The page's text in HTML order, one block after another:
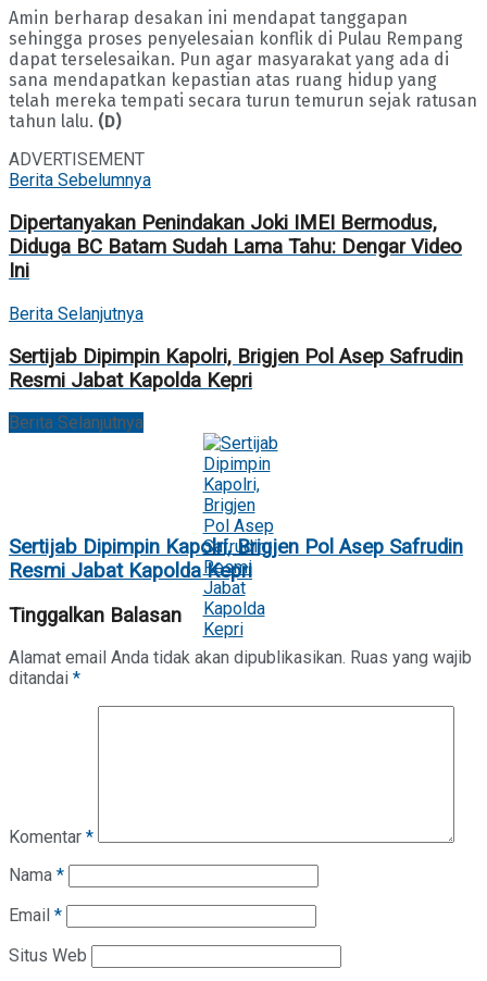
Amin berharap desakan ini mendapat tanggapan
sehingga proses penyelesaian konflik di Pulau Rempang
dapat terselesaikan. Pun agar masyarakat yang ada di
sana mendapatkan kepastian atas ruang hidup yang
telah mereka tempati secara turun temurun sejak ratusan
tahun lalu. (D)
ADVERTISEMENT
Berita Sebelumnya
Dipertanyakan Penindakan Joki IMEI Bermodus,
Diduga BC Batam Sudah Lama Tahu: Dengar Video
Ini
Berita Selanjutnya
Sertijab Dipimpin Kapolri, Brigjen Pol Asep Safrudin
Resmi Jabat Kapolda Kepri
Berita Selanjutnya
Sertijab Dipimpin Kapolri, Brigjen Pol Asep Safrudin
Resmi Jabat Kapolda Kepri
Tinggalkan Balasan
Alamat email Anda tidak akan dipublikasikan. Ruas yang wajib
ditandai *
Komentar *
Nama *
Email *
Situs Web